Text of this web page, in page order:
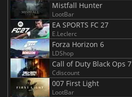
Mistfall Hunter
LootBar
EA SPORTS FC 27
E.Leclerc
Forza Horizon 6
LDShop
Call of Duty Black Ops 7
Cdiscount
007 First Light
LootBar